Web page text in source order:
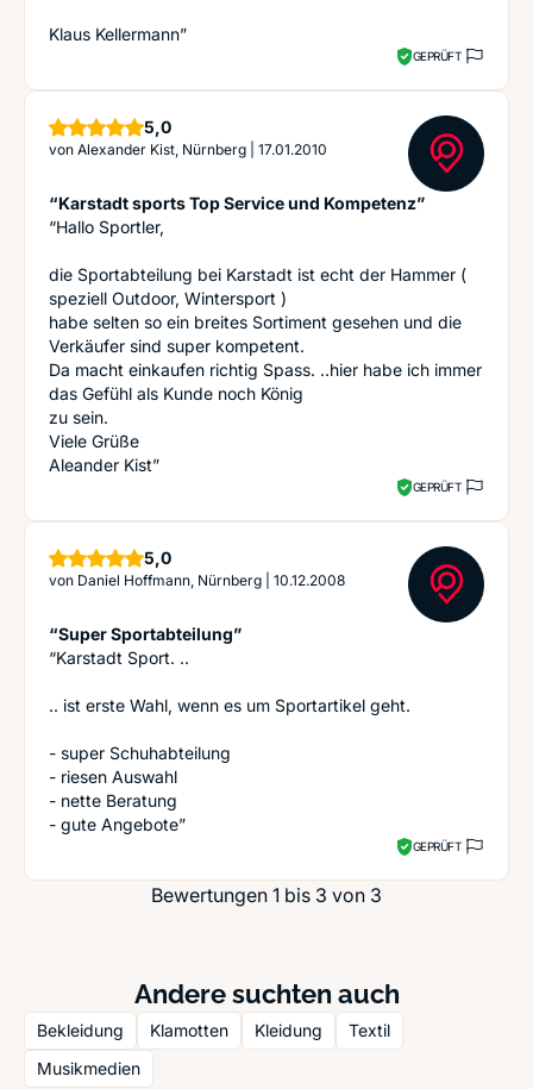
Klaus Kellermann”
GEPRÜFT
5,0Sterne
von Alexander Kist, Nürnberg 17.01.2010
“Karstadt sports Top Service und Kompetenz”
“Hallo Sportler,
die Sportabteilung bei Karstadt ist echt der Hammer (
speziell Outdoor, Wintersport )
habe selten so ein breites Sortiment gesehen und die
Verkäufer sind super kompetent.
Da macht einkaufen richtig Spass. ..hier habe ich immer
das Gefühl als Kunde noch König
zu sein.
Viele Grüße
Aleander Kist”
GEPRÜFT
5,0Sterne
von Daniel Hoffmann, Nürnberg 10.12.2008
“Super Sportabteilung”
“Karstadt Sport. ..
.. ist erste Wahl, wenn es um Sportartikel geht.
- super Schuhabteilung
- riesen Auswahl
- nette Beratung
- gute Angebote”
GEPRÜFT
Bewertungen 1 bis 3 von 3
Andere suchten auch
Bekleidung Klamotten Kleidung
Textil
Musikmedien